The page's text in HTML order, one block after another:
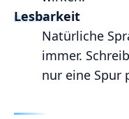
Lesbarkeit
Natürliche
immer.
nur eine Spur